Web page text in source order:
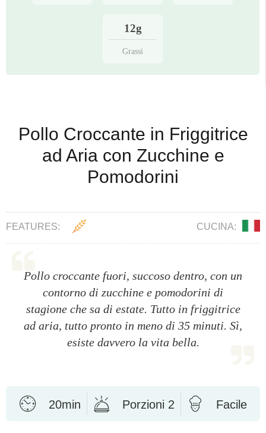
12g
Grassi
Pollo Croccante in Friggitrice
ad Aria con Zucchine e
Pomodorini
FEATURES: CUCINA:
Pollo croccante fuori, succoso dentro, con un
contorno di zucchine e pomodorini di
stagione che sa di estate. Tutto in friggitrice
ad aria, tutto pronto in meno di 35 minuti. Sì,
esiste davvero la vita bella.
20min Porzioni 2 Facile